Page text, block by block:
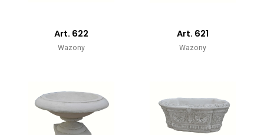
Art. 622
Wazony
Art. 621
Wazony